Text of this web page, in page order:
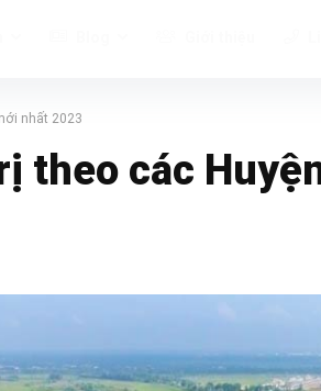
nhất 2023
theo các